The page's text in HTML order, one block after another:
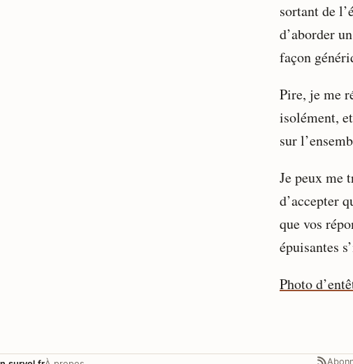
sortant de
d’aborder
façon
Pire, je me
isolément,
sur
Je peux me
d’accepter
que vos
épuisantes
Photo